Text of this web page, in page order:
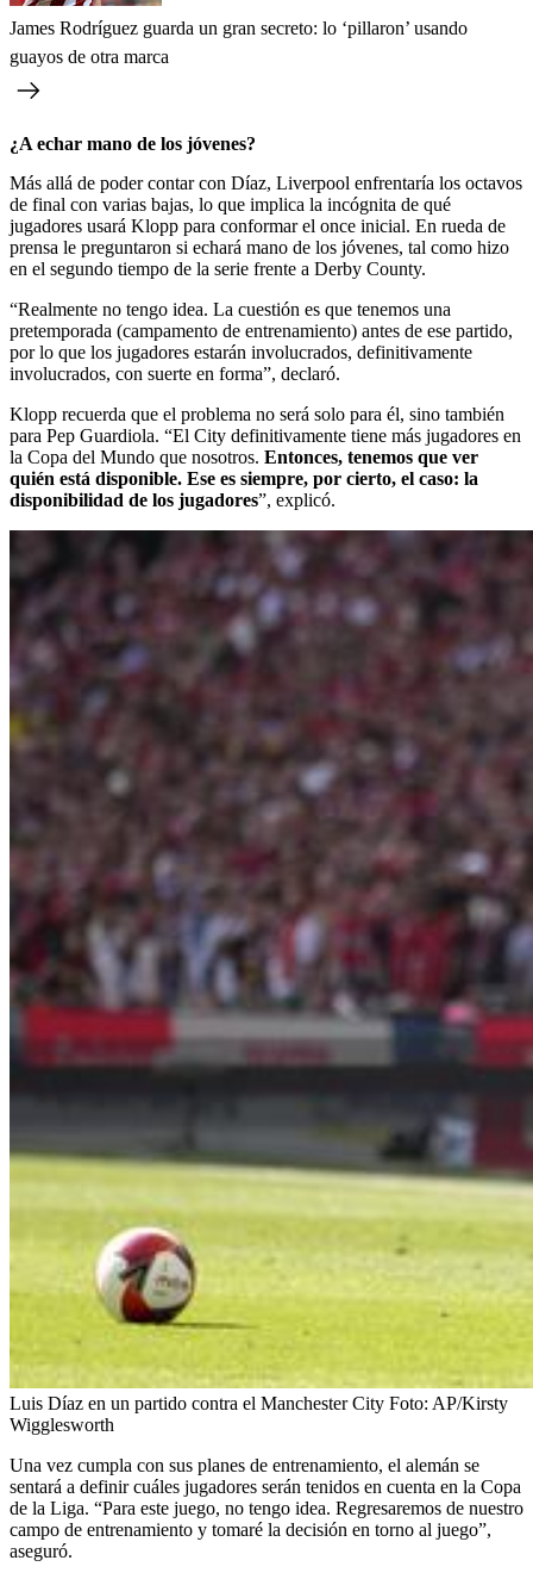
James Rodríguez guarda un gran secreto: lo ‘pillaron’ usando
guayos de otra marca
¿A echar mano de los jóvenes?
Más allá de poder contar con Díaz, Liverpool enfrentaría los octavos
de final con varias bajas, lo que implica la incógnita de qué
jugadores usará Klopp para conformar el once inicial. En rueda de
prensa le preguntaron si echará mano de los jóvenes, tal como hizo
en el segundo tiempo de la serie frente a Derby County.
“Realmente no tengo idea. La cuestión es que tenemos una
pretemporada (campamento de entrenamiento) antes de ese partido,
por lo que los jugadores estarán involucrados, definitivamente
involucrados, con suerte en forma”, declaró.
Klopp recuerda que el problema no será solo para él, sino también
para Pep Guardiola. “El City definitivamente tiene más jugadores en
la Copa del Mundo que nosotros. Entonces, tenemos que ver
quién está disponible. Ese es siempre, por cierto, el caso: la
disponibilidad de los jugadores”, explicó.
Luis Díaz en un partido contra el Manchester City Foto: AP/Kirsty
Wigglesworth
Una vez cumpla con sus planes de entrenamiento, el alemán se
sentará a definir cuáles jugadores serán tenidos en cuenta en la Copa
de la Liga. “Para este juego, no tengo idea. Regresaremos de nuestro
campo de entrenamiento y tomaré la decisión en torno al juego”,
aseguró.